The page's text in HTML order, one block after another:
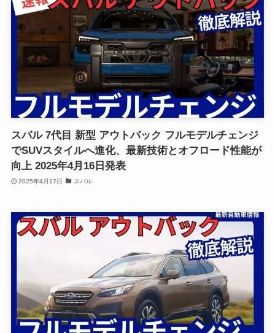
スバル 7代目 新型 アウトバック フルモデルチェンジ
でSUVスタイルへ進化、最新技術とオフロード性能が
向上 2025年4月16日発表
2025年4月17日 スバル